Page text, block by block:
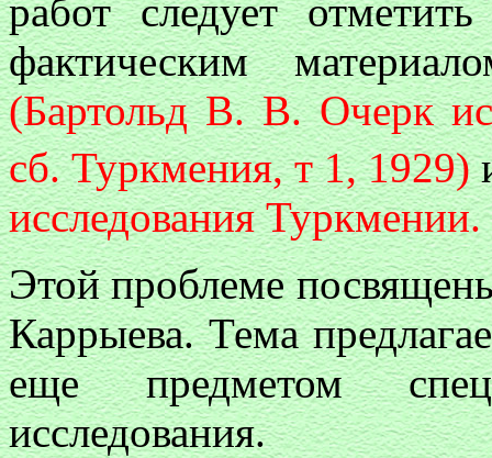
работ следует
фактическим
(Бартольд В. В. Очерк
сб. Туркмения, т 1, 1929)
исследования
Этой проблеме
Каррыева. Тема
еще предметом
исследования.